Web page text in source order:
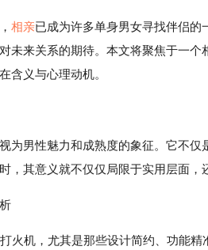
相亲已成为许多单身男女寻找伴侣
未来关系的期待。本文将聚焦于一
含义与心理动机。
为男性魅力和成熟度的象征。它不仅
，其意义就不仅仅局限于实用层面，
火机，尤其是那些设计简约、功能